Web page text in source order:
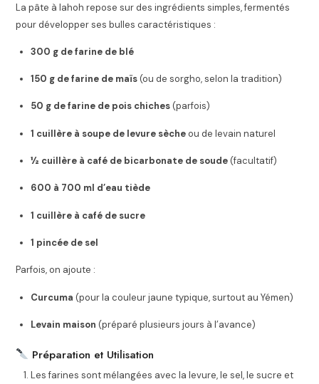
La pâte à lahoh repose sur des ingrédients simples, fermentés
pour développer ses bulles caractéristiques :
300 g de farine de blé
150 g de farine de maïs(ou de sorgho, selon la tradition)
50 g de farine de pois chiches(parfois)
1 cuillère à soupe de levure sècheou de levain naturel
½ cuillère à café de bicarbonate de soude(facultatif)
600 à 700 ml d’eau tiède
1 cuillère à café de sucre
1 pincée de sel
Parfois, on ajoute :
Curcuma (pour la couleur jaune typique, surtout au Yémen)
Levain maison (préparé plusieurs jours à l’avance)
Préparation et Utilisation
Les farines sont mélangées avec la levure, le sel, le sucre et